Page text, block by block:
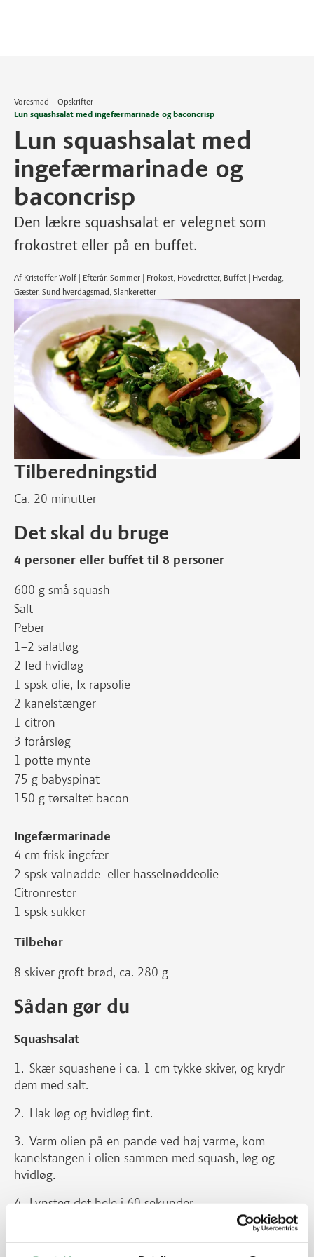
Voresmad
Opskrifter
Lun squashsalat med ingefærmarinade og baconcrisp
Lun squashsalat med
ingefærmarinade og
baconcrisp
Den lækre squashsalat er velegnet som
frokostret eller på en buffet.
Af Kristoffer Wolf | Efterår, Sommer | Frokost, Hovedretter, Buffet | Hverdag,
Gæster, Sund hverdagsmad, Slankeretter
Tilberedningstid
Ca. 20 minutter
Det skal du bruge
4 personer eller buffet til 8 personer
600 g små squash
Salt
Peber
1–2 salatløg
2 fed hvidløg
1 spsk olie, fx rapsolie
2 kanelstænger
1 citron
3 forårsløg
1 potte mynte
75 g babyspinat
150 g tørsaltet bacon
Ingefærmarinade
4 cm frisk ingefær
2 spsk valnødde- eller hasselnøddeolie
Citronrester
1 spsk sukker
Tilbehør
8 skiver groft brød, ca. 280 g
Sådan gør du
Squashsalat
Skær squashene i ca. 1 cm tykke skiver, og krydr
dem med salt.
Hak løg og hvidløg fint.
Varm olien på en pande ved høj varme, kom
kanelstangen i olien sammen med squash, løg og
hvidløg.
Lynsteg det hele i 60 sekunder.
Krydr med salt og peber, og lad det køle til
stuetemperatur.